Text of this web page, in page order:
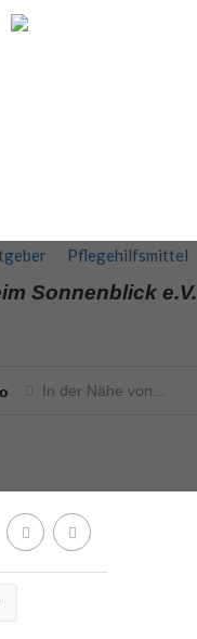
Pflegehilfsmittel
Sonnenblick e.V.